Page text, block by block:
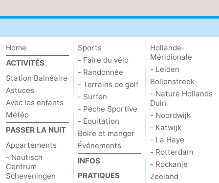
Home
ACTIVITÉS
Station Balnéaire
Astuces
Avec les enfants
Météo
PASSER LA NUIT
Appartements
- Nautisch
Centrum
Scheveningen
Sports
- Faire du vélo
- Randonnée
- Terrains de golf
- Surfen
- Peche Sportive
- Equitation
Boire et manger
Événements
INFOS
PRATIQUES
Hollande-
Méridionale
- Leiden
Bollenstreek
- Nature Hollands
Duin
- Noordwijk
- Katwijk
- La Haye
- Rotterdam
- Rockanje
Zeeland